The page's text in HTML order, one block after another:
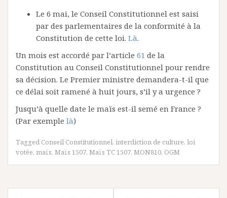
Le 6 mai, le Conseil Constitutionnel est saisi
par des parlementaires de la conformité à la
Constitution de cette loi. Là.
Un mois est accordé par l’article 61 de la
Constitution au Conseil Constitutionnel pour rendre
sa décision. Le Premier ministre demandera-t-il que
ce délai soit ramené à huit jours, s’il y a urgence ?
Jusqu’à quelle date le maïs est-il semé en France ?
(Par exemple là)
Tagged Conseil Constitutionnel, interdiction de culture, loi
votée, maïs, Maïs 1507, Maïs TC 1507, MON810, OGM